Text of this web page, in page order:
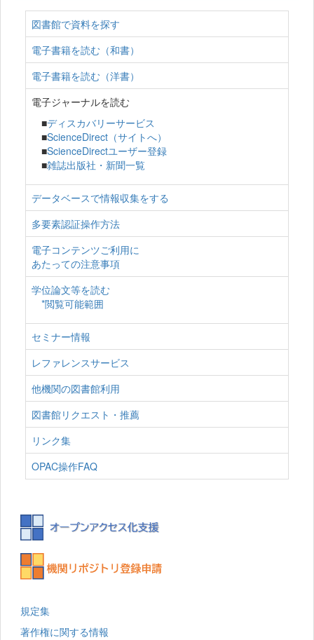
図書館で資料を探す
電子書籍を読む（和書）
電子書籍を読む（洋書）
電子ジャーナルを読む
■ディスカバリーサービス
■ScienceDirect（サイトへ）
■ScienceDirectユーザー登録
■雑誌出版社・新聞一覧
データベースで情報収集をする
多要素認証操作方法
電子コンテンツご利用に
あたっての注意事項
学位論文等を読む
*閲覧可能範囲
セミナー情報
レファレンスサービス
他機関の図書館利用
図書館リクエスト・推薦
リンク集
OPAC操作FAQ
規定集
著作権に関する情報